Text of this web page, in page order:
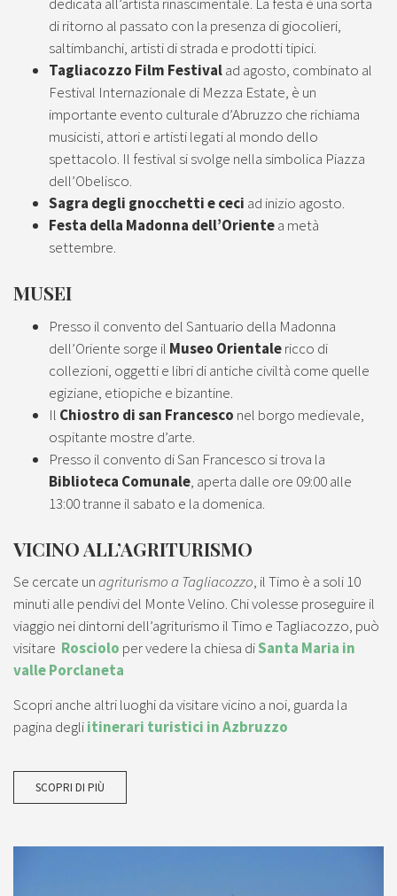
di ritorno al passato con la presenza di giocolieri,
saltimbanchi, artisti di strada e prodotti tipici.
Tagliacozzo Film Festivalad agosto, combinato al
Festival Internazionale di Mezza Estate, è un
importante evento culturale d’Abruzzo che richiama
musicisti, attori e artisti legati al mondo dello
spettacolo. Il festival si svolge nella simbolica Piazza
dell’Obelisco.
Sagra degli gnocchetti e ceci ad inizio agosto.
Festa della Madonna dell’Orientea metà
settembre.
MUSEI
Presso il convento del Santuario della Madonna
dell’Oriente sorge il Museo Orientalericco di
collezioni, oggetti e libri di antiche civiltà come quelle
egiziane, etiopiche e bizantine.
Il Chiostro di san Francesco nel borgo medievale,
ospitante mostre d’arte.
Presso il convento di San Francesco si trova la
Biblioteca Comunale, aperta dalle ore 09:00 alle
13:00 tranne il sabato e la domenica.
VICINO ALL’AGRITURISMO
Se cercate unagriturismo a Tagliacozzo, il Timo è a soli 10
minuti alle pendivi del Monte Velino. Chi volesse proseguire il
viaggio nei dintorni dell’agriturismo il Timo e Tagliacozzo, può
visitare Rosciolo per vedere la chiesa diSanta Maria in
valle Porclaneta
Scopri anche altri luoghi da visitare vicino a noi, guarda la
pagina degliitinerari turistici in Azbruzzo
SCOPRI DI PIÙ